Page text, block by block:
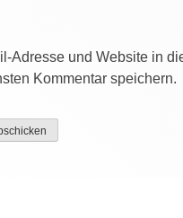
Adresse und Website in
Kommentar speichern.